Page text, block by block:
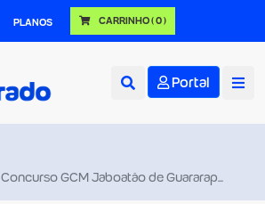
PLANOS CARRINHO( 0 )
Portal
Concurso GCM Jaboatão de Guararapes: FCC é a banca!